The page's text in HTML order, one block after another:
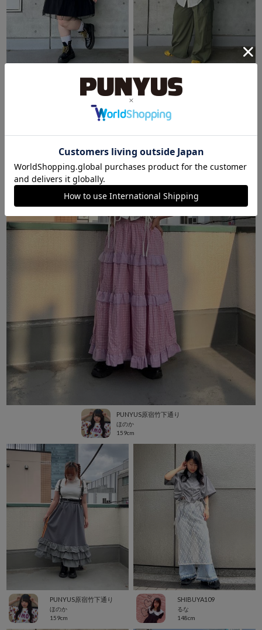
SHIBUYA109 SHIBUYA109
みさき
163cm
PUNYUS原宿竹下通り
ほのか
159cm
PUNYUS原宿竹下通り
ほのか
159cm
SHIBUYA109
るな
148cm